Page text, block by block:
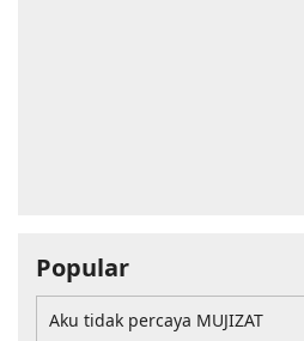
Popular
Aku tidak percaya MUJIZAT